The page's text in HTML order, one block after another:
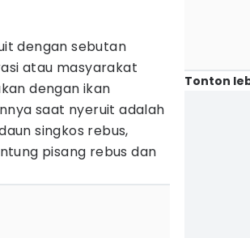
dengan sebutan
atau masyarakat
dengan ikan
saat nyeruit adalah
singkos rebus,
pisang rebus dan
Tonton